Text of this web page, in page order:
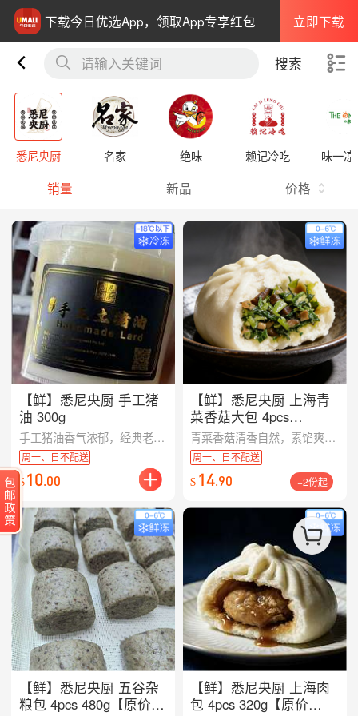
下载今日优选App，领取App专享红包 立即下载
请输入关键词 搜索
悉尼央厨 名家 绝味 赖记冷吃 味一凉
销量 新品 价格
【鲜】悉尼央厨 手工猪
油 300g
手工猪油香气浓郁，经典老味道。 【提前两天22:00截单，周二至周六配送】
周一、日不配送
$10.00
【鲜】悉尼央厨 五谷杂
粮包 4pcs 480g【原价
【鲜】悉尼央厨 上海青
菜香菇大包 4pcs
320g【原价$16.8/盒】
（半成品）
青菜香菇清香自然，素馅爽口耐吃。 【提前两天22:00截单，周二至周六配送】
周一、日不配送
$ 14.90 +2份起
【鲜】悉尼央厨 上海肉
包 4pcs 320g【原价